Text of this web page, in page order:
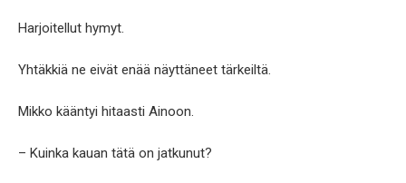
Harjoitellut hymyt.
Yhtäkkiä ne eivät enää näyttäneet tärkeiltä.
Mikko kääntyi hitaasti Ainoon.
– Kuinka kauan tätä on jatkunut?